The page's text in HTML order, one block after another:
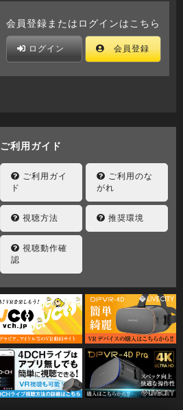
会員登録またはログインはこちら
ログイン 会員登録
ご利用ガイド
ご利用ガイ
ド
ご利用のな
がれ
視聴方法 推奨環境
視聴動作確
認